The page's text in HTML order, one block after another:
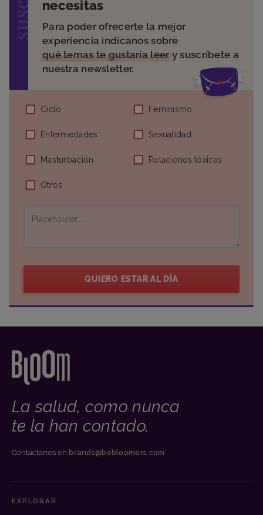
necesitas
Para poder ofrecerte la mejor
experiencia indícanos sobre
qué temas te gustaría leer y suscríbete a
nuestra newsletter.
Ciclo Feminismo
Enfermedades Sexualidad
Masturbación Relaciones tóxicas
Otros
QUIERO ESTAR AL DÍA
La salud, como nunca
te la han contado.
Contáctanos enbrands@bebloomers.com
EXPLORAR